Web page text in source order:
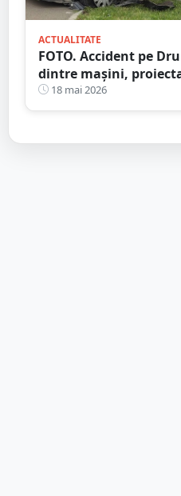
ACTUALITATE
FOTO. Accident pe
dintre mașini,
18 mai 2026